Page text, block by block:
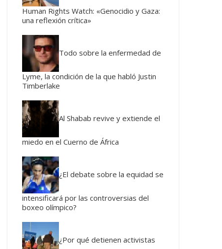
Human Rights Watch: «Genocidio y Gaza:
una reflexión crítica»
Todo sobre la enfermedad de
Lyme, la condición de la que habló Justin
Timberlake
Al Shabab revive y extiende el
miedo en el Cuerno de África
¿El debate sobre la equidad se
intensificará por las controversias del
boxeo olímpico?
¿Por qué detienen activistas